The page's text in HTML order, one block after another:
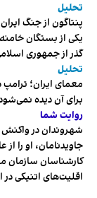
تحلیل
پنتاگون از جنگ
یکی از بستگان
گذر از جمهوری
تحلیل
معمای ایران؛
برای آن دیده
روایت شما
شهروندان در واکنش
جاویدنامان، او را از
کارشناسان سازمان
اقلیت‌های اتنیکی در